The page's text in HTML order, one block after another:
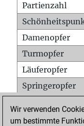
Partienzahl
Damenopfer
Turmopfer
Läuferopfer
Springeropfer
Matt auf
Wir verwenden
um bestimmte